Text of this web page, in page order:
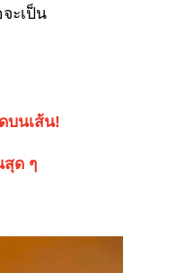
ะเป็น
บนเส้น!
สุด ๆ